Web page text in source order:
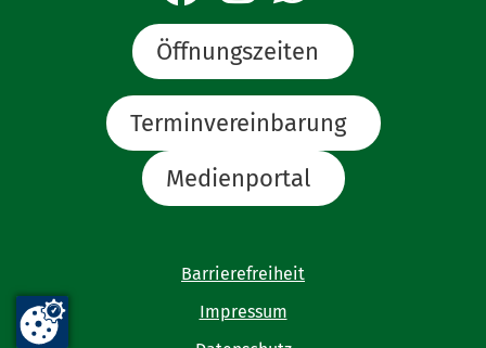
Öffnungszeiten
Terminvereinbarung
Medienportal
Barrierefreiheit
Impressum